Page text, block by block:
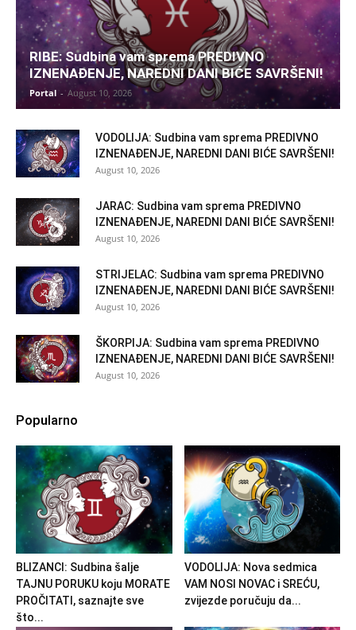
RIBE: Sudbina vam sprema PREDIVNO
IZNENAĐENJE, NAREDNI DANI BIĆE SAVRŠENI!
Portal - August 10, 2026
VODOLIJA: Sudbina vam sprema PREDIVNO
IZNENAĐENJE, NAREDNI DANI BIĆE SAVRŠENI!
August 10, 2026
JARAC: Sudbina vam sprema PREDIVNO
IZNENAĐENJE, NAREDNI DANI BIĆE SAVRŠENI!
August 10, 2026
STRIJELAC: Sudbina vam sprema PREDIVNO
IZNENAĐENJE, NAREDNI DANI BIĆE SAVRŠENI!
August 10, 2026
ŠKORPIJA: Sudbina vam sprema PREDIVNO
IZNENAĐENJE, NAREDNI DANI BIĆE SAVRŠENI!
August 10, 2026
Popularno
BLIZANCI: Sudbina šalje
TAJNU PORUKU koju MORATE
PROČITATI, saznajte sve
što...
VODOLIJA: Nova sedmica
VAM NOSI NOVAC i SREĆU,
zvijezde poručuju da...